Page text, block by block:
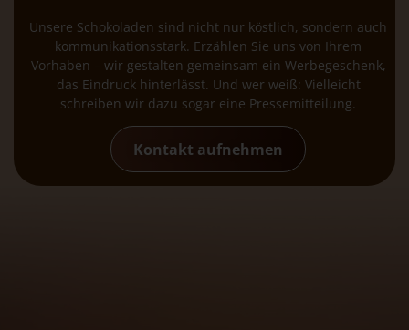
Unsere Schokoladen sind nicht nur köstlich, sondern auch
kommunikationsstark. Erzählen Sie uns von Ihrem
Vorhaben – wir gestalten gemeinsam ein Werbegeschenk,
das Eindruck hinterlässt. Und wer weiß: Vielleicht
schreiben wir dazu sogar eine Pressemitteilung.
Kontakt aufnehmen